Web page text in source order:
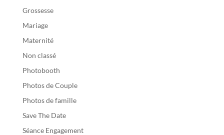
Grossesse
Mariage
Maternité
Non classé
Photobooth
Photos de Couple
Photos de famille
Save The Date
Séance Engagement